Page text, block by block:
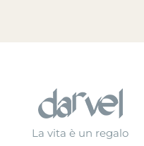
La vita è un regalo